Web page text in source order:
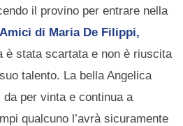
il provino per entrare nella
Amici di Maria De Filippi,
è stata scartata e non è riuscita
talento. La bella Angelica
per vinta e continua a
qualcuno l’avrà sicuramente